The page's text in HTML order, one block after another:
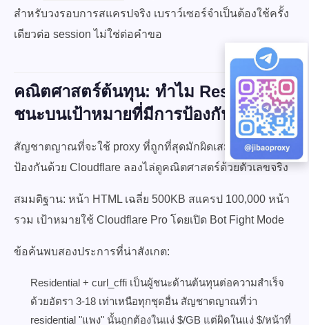
สำหรับวงรอบการสแครปจริง เบราว์เซอร์จำเป็นต้องใช้ครั้ง
เดียวต่อ session ไม่ใช่ต่อคำขอ
คณิตศาสตร์ต้นทุน: ทำไม Residential
ชนะบนเป้าหมายที่มีการป้องกัน
สัญชาตญาณที่จะใช้ proxy ที่ถูกที่สุดมักผิดเสมอบนเว็บที่
ป้องกันด้วย Cloudflare ลองไล่ดูคณิตศาสตร์ด้วยตัวเลขจริง
สมมติฐาน: หน้า HTML เฉลี่ย 500KB สแครป 100,000 หน้า
รวม เป้าหมายใช้ Cloudflare Pro โดยเปิด Bot Fight Mode
ข้อค้นพบสองประการที่น่าสังเกต:
Residential + curl_cffi เป็นผู้ชนะด้านต้นทุนต่อความสำเร็จ
ด้วยอัตรา 3-18 เท่าเหนือทุกชุดอื่น สัญชาตญาณที่ว่า
residential "แพง" นั้นถูกต้องในแง่ $/GB แต่ผิดในแง่ $/หน้าที่